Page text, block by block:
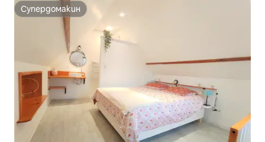
Супердомакин
Супердомакин